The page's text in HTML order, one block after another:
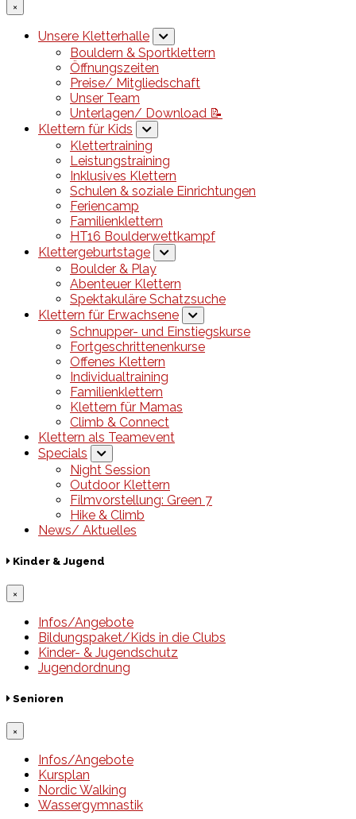
×
Unsere Kletterhalle
Bouldern & Sportklettern
Öffnungszeiten
Preise/ Mitgliedschaft
Unser Team
Unterlagen/ Download 📝
Klettern für Kids
Klettertraining
Leistungstraining
Inklusives Klettern
Schulen & soziale Einrichtungen
Feriencamp
Familienklettern
HT16 Boulderwettkampf
Klettergeburtstage
Boulder & Play
Abenteuer Klettern
Spektakuläre Schatzsuche
Klettern für Erwachsene
Schnupper- und Einstiegskurse
Fortgeschrittenenkurse
Offenes Klettern
Individualtraining
Familienklettern
Klettern für Mamas
Climb & Connect
Klettern als Teamevent
Specials
Night Session
Outdoor Klettern
Filmvorstellung: Green 7
Hike & Climb
News/ Aktuelles
Kinder & Jugend
×
Infos/Angebote
Bildungspaket/Kids in die Clubs
Kinder- & Jugendschutz
Jugendordnung
Senioren
×
Infos/Angebote
Kursplan
Nordic Walking
Wassergymnastik